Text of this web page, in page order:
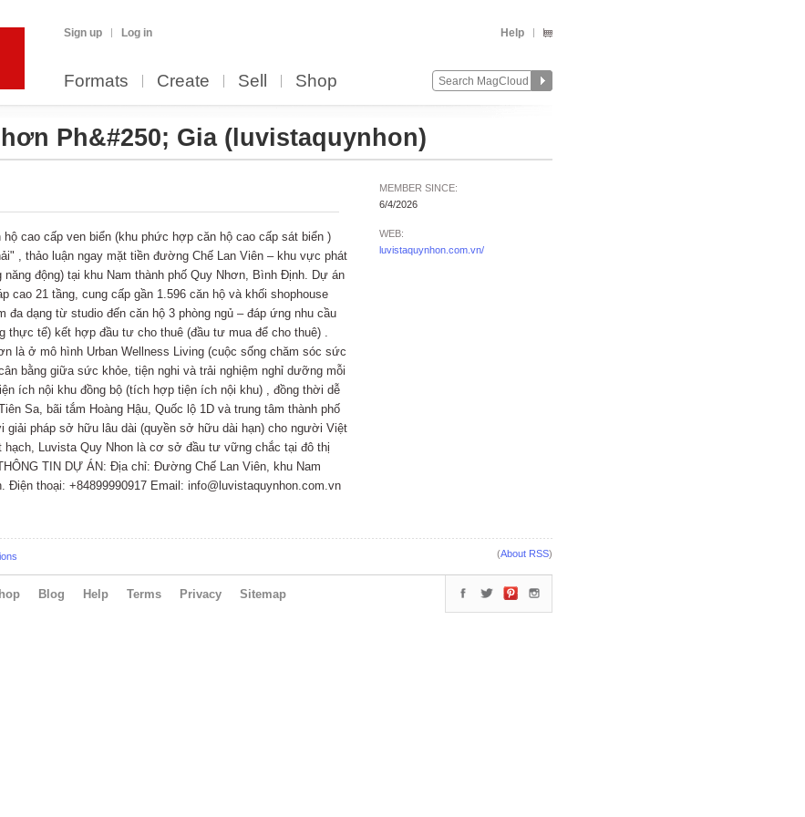
Sign up Log in Help
Formats Create Sell Shop
Ph&#250; Gia (luvistaquynhon)
MEMBER SINCE:
6/4/2026
WEB:
luvistaquynhon.com.vn/
cao cấp ven biển (khu phức hợp căn hộ cao cấp sát biển )
, thảo luận ngay mặt tiền đường Chế Lan Viên – khu vực phát
động) tại khu Nam thành phố Quy Nhơn, Bình Định. Dự án
cao 21 tầng, cung cấp gần 1.596 căn hộ và khối shophouse
đa dạng từ studio đến căn hộ 3 phòng ngủ – đáp ứng nhu cầu
thực tế) kết hợp đầu tư cho thuê (đầu tư mua để cho thuê) .
là ở mô hình Urban Wellness Living (cuộc sống chăm sóc sức
bằng giữa sức khỏe, tiện nghi và trải nghiệm nghỉ dưỡng mỗi
ích nội khu đồng bộ (tích hợp tiện ích nội khu) , đồng thời dễ
Sa, bãi tắm Hoàng Hậu, Quốc lộ 1D và trung tâm thành phố
giải pháp sở hữu lâu dài (quyền sở hữu dài hạn) cho người Việt
hạch, Luvista Quy Nhon là cơ sở đầu tư vững chắc tại đô thị
TIN DỰ ÁN: Địa chỉ: Đường Chế Lan Viên, khu Nam
Điện thoại: +84899990917 Email: info@luvistaquynhon.com.vn
(About RSS)
Blog Help Terms Privacy Sitemap